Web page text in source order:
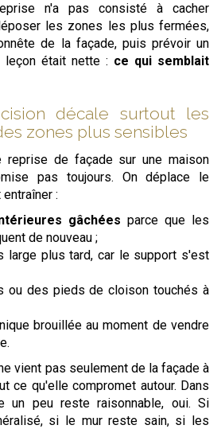
n'a pas consisté à cacher
les zones les plus fermées,
de la façade, puis prévoir un
leçon était nette : ce qui semblait
décale surtout les
zones plus sensibles
reprise de façade sur une maison
pas toujours. On déplace le
:
gâchées parce que les
de nouveau ;
large plus tard, car le support s'est
ou des pieds de cloison touchés à
brouillée au moment de vendre
vient pas seulement de la façade à
ce qu'elle compromet autour. Dans
un peu reste raisonnable, oui. Si
si le mur reste sain, si les